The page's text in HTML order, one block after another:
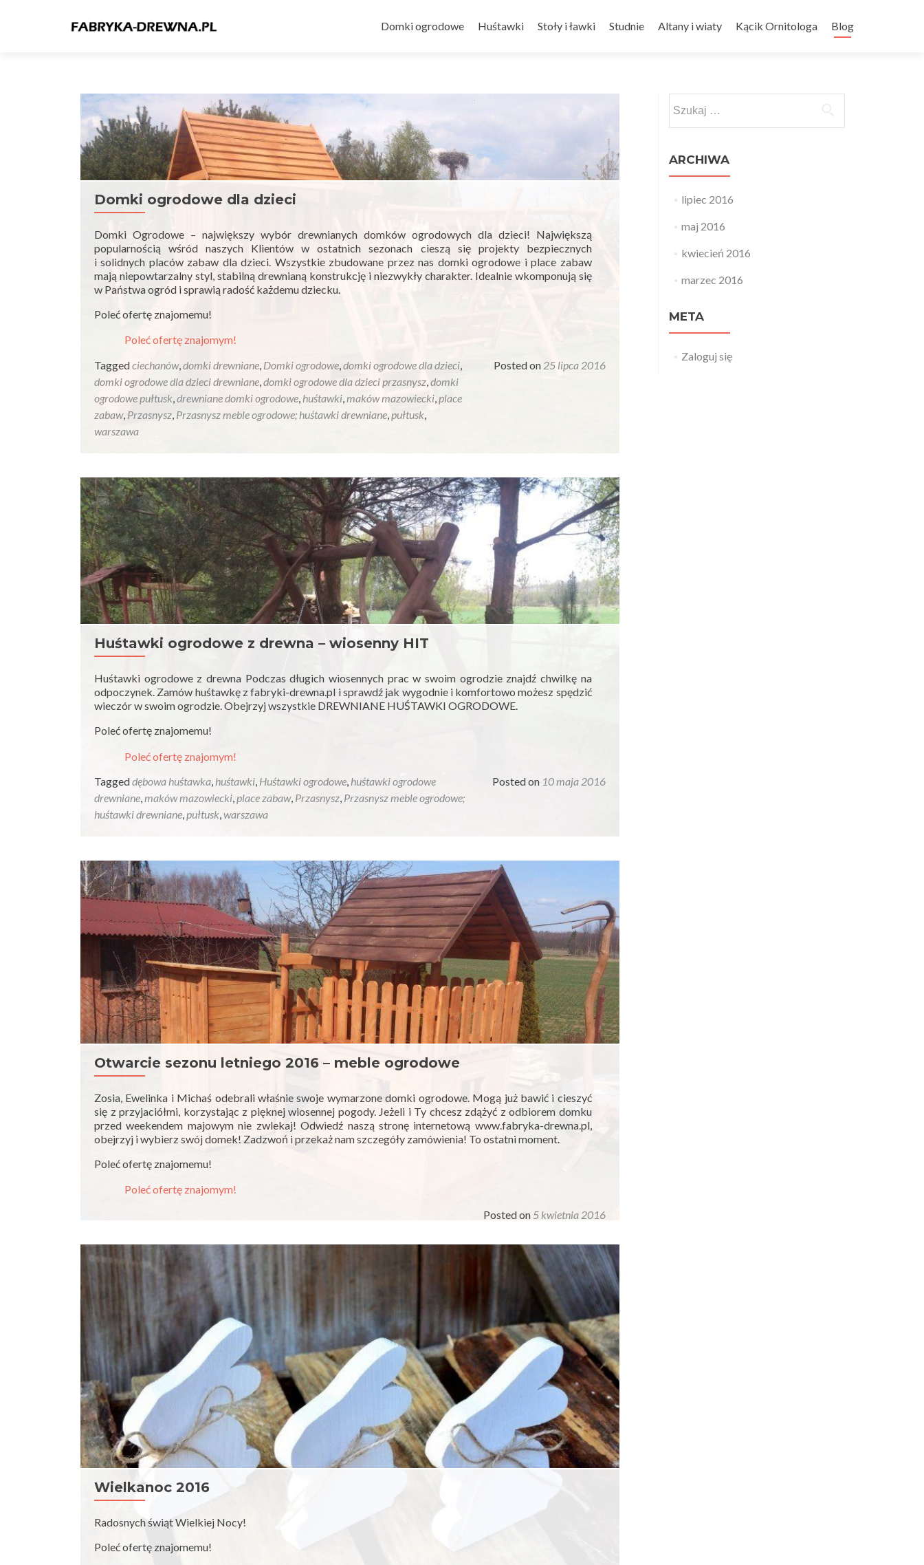
to
Domki ogrodowe Huśtawki Stoły i ławki Studnie Altany i wiaty Kącik Ornitologa Blog
Domki ogrodowe dla dzieci
Domki Ogrodowe – największy wybór drewnianych domków ogrodowych dla dzieci! Największą
popularnością wśród naszych Klientów w ostatnich sezonach cieszą się projekty bezpiecznych
i solidnych placów zabaw dla dzieci. Wszystkie zbudowane przez nas domki ogrodowe i place zabaw
mają niepowtarzalny styl, stabilną drewnianą konstrukcję i niezwykły charakter. Idealnie wkomponują się
w Państwa ogród i sprawią radość każdemu dziecku.
Poleć ofertę znajomemu!
Poleć ofertę znajomym!
Posted on 25 lipca 2016
Taggedciechanów, domki drewniane Domki ogrodowe domki ogrodowe dla dzieci
domki ogrodowe dla dzieci drewniane domki ogrodowe dla dzieci przasnysz domki
ogrodowe pułtusk drewniane domki ogrodowe huśtawki maków mazowiecki place
zabaw, Przasnysz Przasnysz meble ogrodowe; huśtawki drewniane pułtusk
warszawa
Huśtawki ogrodowe z drewna – wiosenny HIT
Huśtawki ogrodowe z drewna Podczas długich wiosennych prac w swoim ogrodzie znajdź chwilkę na
odpoczynek. Zamów huśtawkę z fabryki-drewna.pl i sprawdź jak wygodnie i komfortowo możesz spędzić
wieczór w swoim ogrodzie. Obejrzyj wszystkie DREWNIANE HUŚTAWKI OGRODOWE.
Poleć ofertę znajomemu!
Poleć ofertę znajomym!
Posted on 10 maja 2016
Taggeddębowa huśtawka, huśtawki, Huśtawki ogrodowe, huśtawki ogrodowe
drewniane,maków mazowiecki,place zabaw, Przasnysz, Przasnysz meble ogrodowe;
huśtawki drewniane,pułtusk,warszawa
Otwarcie sezonu letniego 2016 – meble ogrodowe
Zosia, Ewelinka i Michaś odebrali właśnie swoje wymarzone domki ogrodowe. Mogą już bawić i cieszyć
się z przyjaciółmi, korzystając z pięknej wiosennej pogody. Jeżeli i Ty chcesz zdążyć z odbiorem domku
przed weekendem majowym nie zwlekaj! Odwiedź naszą stronę internetową www.fabryka-drewna.pl,
obejrzyj i wybierz swój domek! Zadzwoń i przekaż nam szczegóły zamówienia! To ostatni moment.
Poleć ofertę znajomemu!
Poleć ofertę znajomym!
Posted on 5 kwietnia 2016
Wielkanoc 2016
Radosnych świąt Wielkiej Nocy!
Poleć ofertę znajomemu!
ARCHIWA
lipiec 2016
maj 2016
kwiecień 2016
marzec 2016
META
Zaloguj się